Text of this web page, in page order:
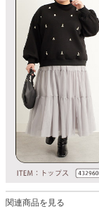
関連商品を見る